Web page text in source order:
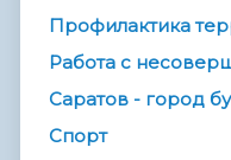
Профилактика
Работа с
Саратов - город
Спорт